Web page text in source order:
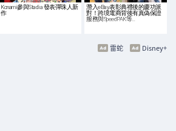
Konami參與Stadia 發表彈珠人新
作
潛入eBay表彰典禮後的慶功派
對！跨境電商背後有真偽保證
服務與SpeedPAK等…
Disney+
雷蛇